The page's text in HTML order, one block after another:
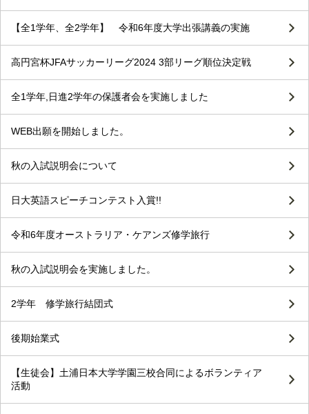
【全1学年、全2学年】 令和6年度大学出張講義の実施
高円宮杯JFAサッカーリーグ2024 3部リーグ順位決定戦
全1学年,日進2学年の保護者会を実施しました
WEB出願を開始しました。
秋の入試説明会について
日大英語スピーチコンテスト入賞!!
令和6年度オーストラリア・ケアンズ修学旅行
秋の入試説明会を実施しました。
2学年 修学旅行結団式
後期始業式
【生徒会】土浦日本大学学園三校合同によるボランティア
活動